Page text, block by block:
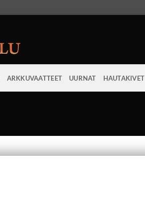
ARKKUVAATTEET UURNAT HAUTAKIVET